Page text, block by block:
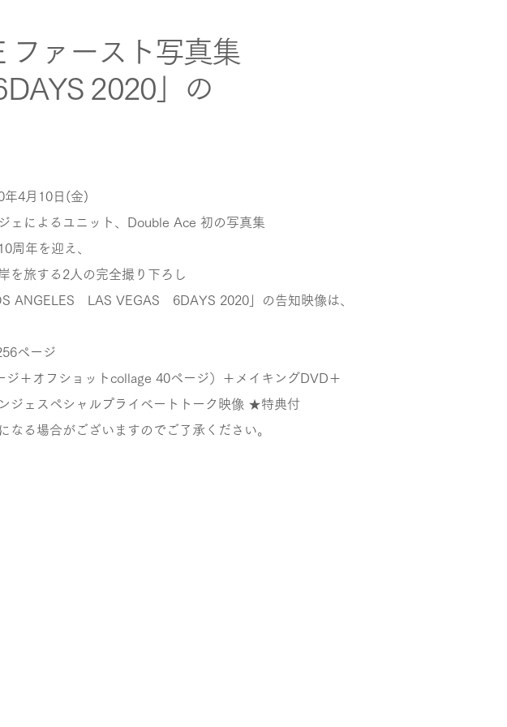
ファースト写真集
2020」の
年4月10日(金)
ェによるユニット、Double Ace 初の写真集
周年を迎え、
を旅する2人の完全撮り下ろし
ANGELES LAS VEGAS 6DAYS 2020」の告知映像は、
ページ
ジ＋オフショットcollage 40ページ）＋メイキングDVD＋
ジェスペシャルプライベートトーク映像 ★特典付
なる場合がございますのでご了承ください。